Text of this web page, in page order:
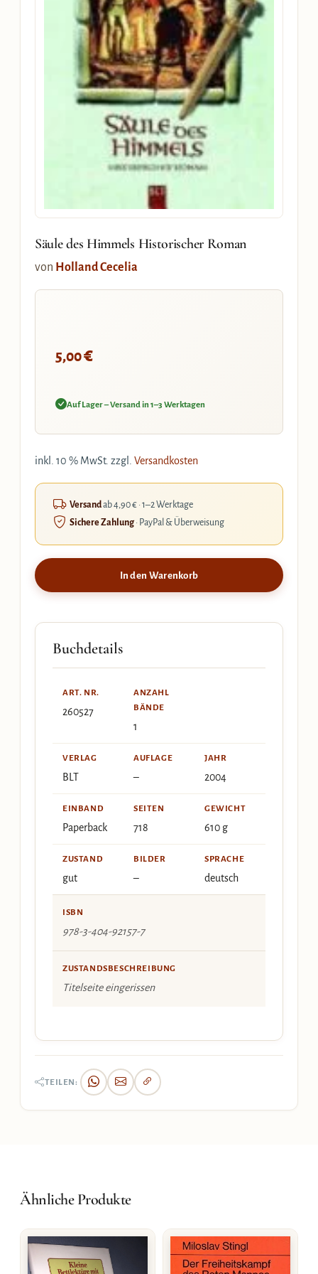
Säule des Himmels Historischer Roman
von Holland Cecelia
5,00€
Auf Lager – Versand in 1–3 Werktagen
inkl. 10 % MwSt. zzgl. Versandkosten
Versandab 4,90 € · 1–2 Werktage
Sichere Zahlung· PayPal & Überweisung
In den Warenkorb
Buchdetails
ART. NR.
260527
ANZAHL
BÄNDE
1
VERLAG
BLT
AUFLAGE
–
JAHR
2004
EINBAND
Paperback
SEITEN
718
GEWICHT
610 g
ZUSTAND
gut
BILDER
–
SPRACHE
deutsch
ISBN
978-3-404-92157-7
ZUSTANDSBESCHREIBUNG
Titelseite eingerissen
TEILEN:
Ähnliche Produkte